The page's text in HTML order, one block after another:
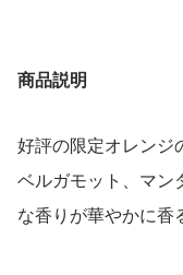
商品説明
好評の限定オレン
ベルガモット、マン
な香りが華やかに香